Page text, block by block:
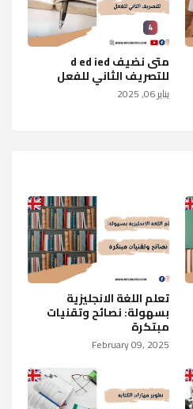
4
متى نضيف d ed ied
للتصريف الثاني للفعل
يناير 06, 2025
تعلم اللغة الانجليزية
بسهولة: نصائح وتقنيات
مبتكرة
February 09, 2025